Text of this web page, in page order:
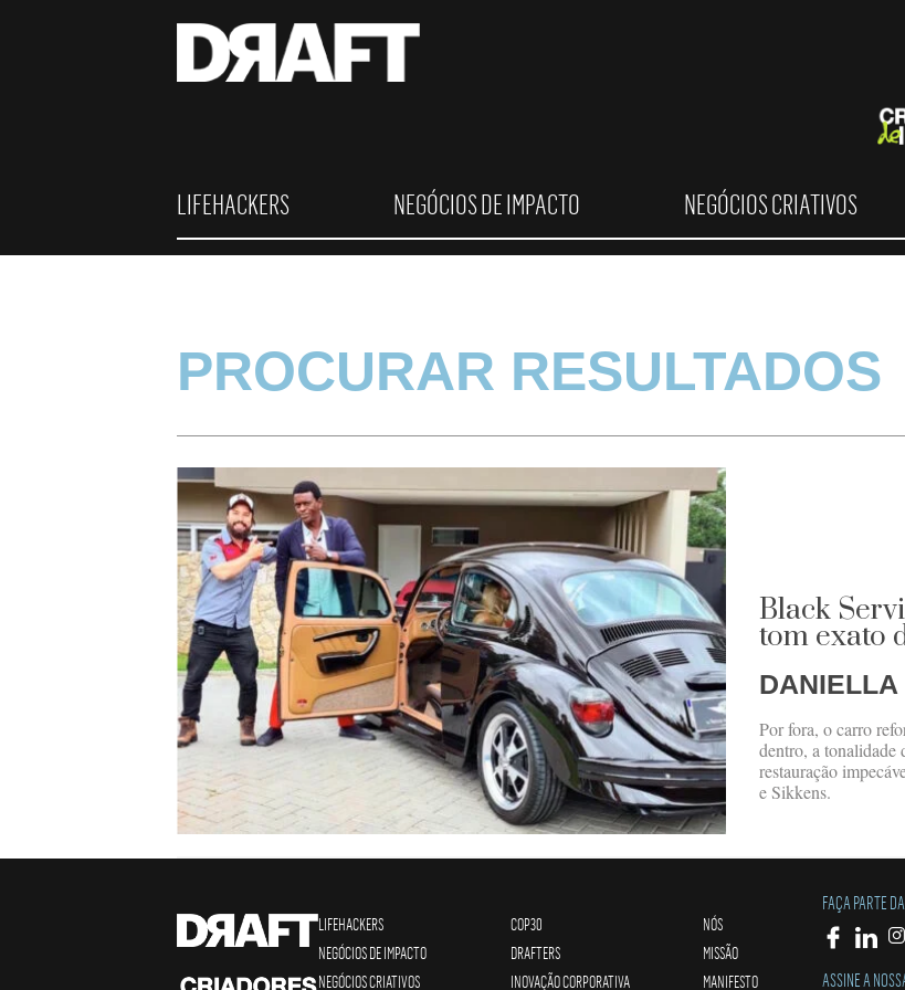
LIFEHACKERS NEGÓCIOS DE IMPACTO NEGÓCIOS CRIATIVOS
PROCURAR RESULTADOS
Black
tom exato
DANIELLA
Por fora, o carro
dentro, a tonalidade
restauração
e Sikkens.
LIFEHACKERS
NEGÓCIOS DE IMPACTO
NEGÓCIOS CRIATIVOS
COP30
DRAFTERS
INOVAÇÃO CORPORATIVA
NÓS
MISSÃO
MANIFESTO
FAÇA PARTE
ASSINE A